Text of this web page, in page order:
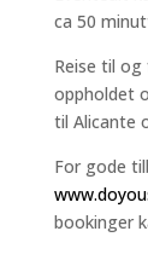
ca 50
Reise til og
oppholdet
til Alicante
For gode
bookinger